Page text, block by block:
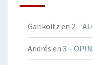
Garikoitz en 2 –
Andrés en 3 –